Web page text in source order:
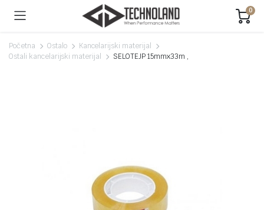
0
Početna Ostalo
Kancelarijski materijal
Ostali kancelarijski materijal
SELOTEJP 15mmx33m ,